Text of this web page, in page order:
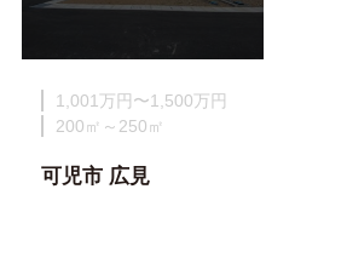
1,001万円〜1,500万円
200㎡～250㎡
可児市 広見